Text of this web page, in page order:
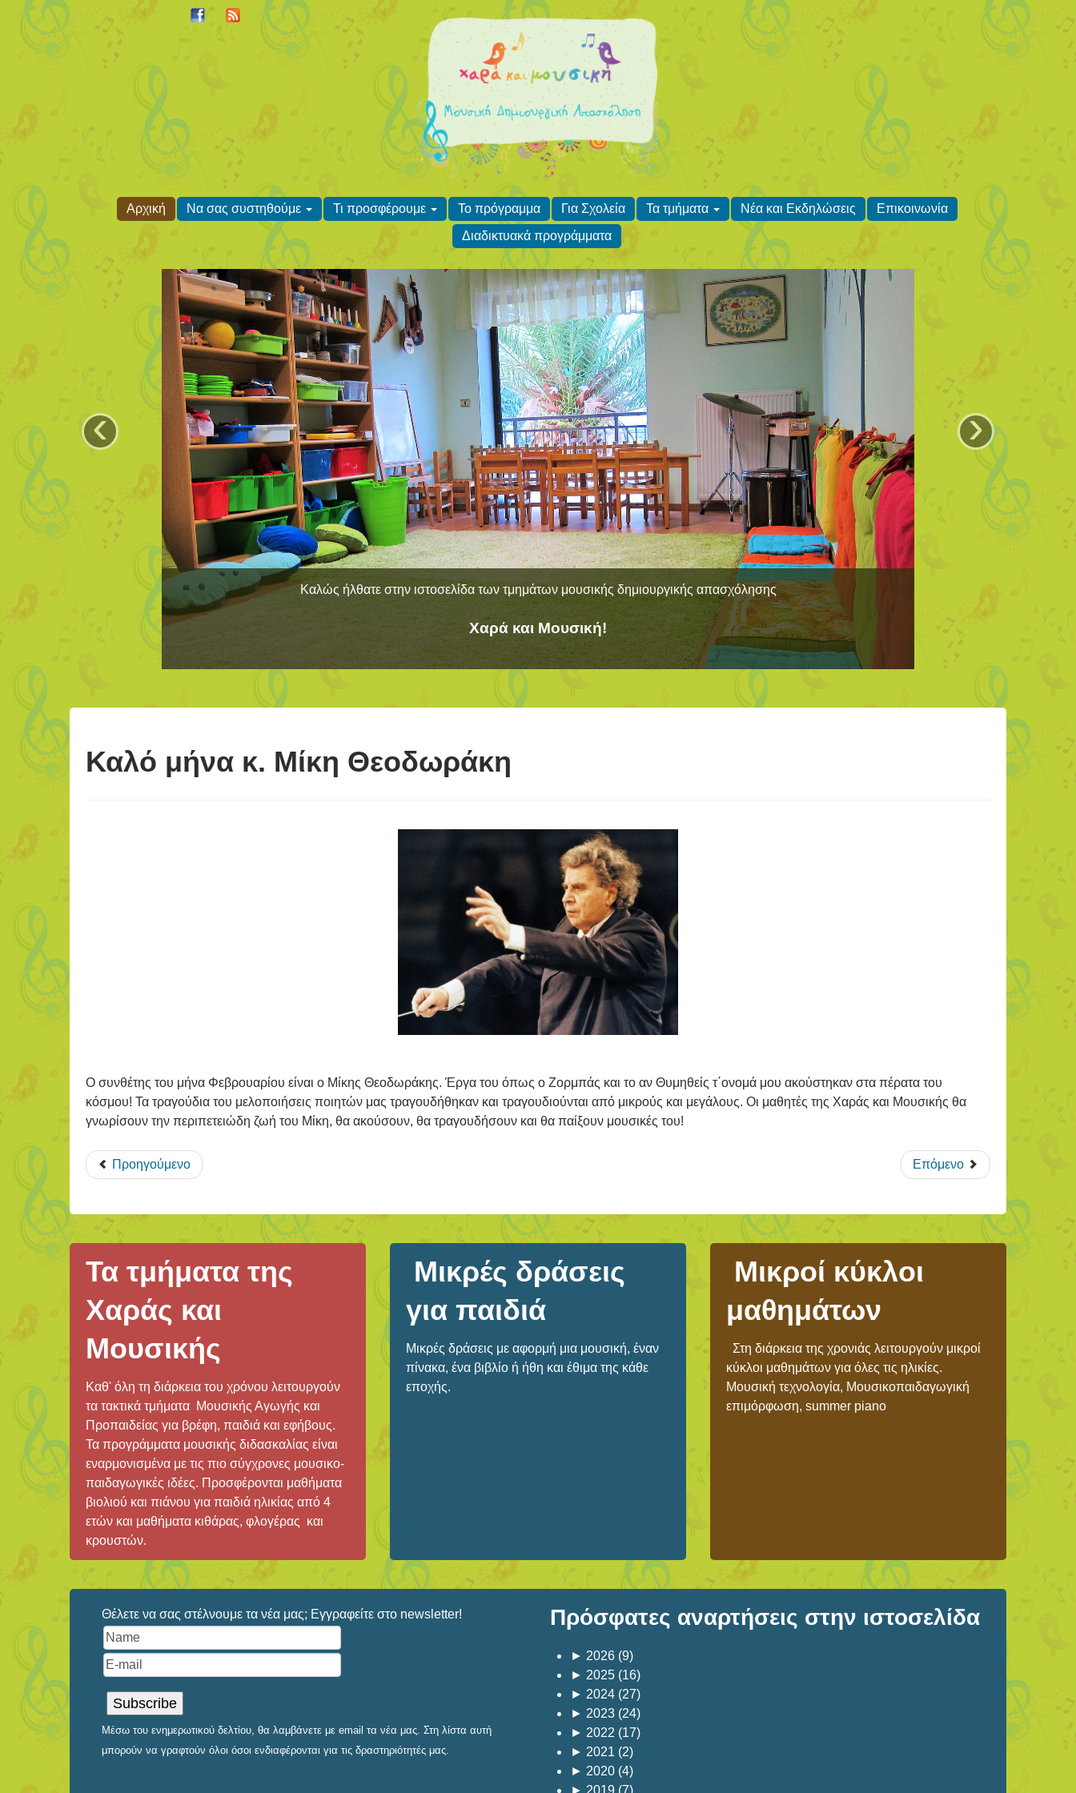
Αρχική Να σας συστηθούμε Τι προσφέρουμε Το πρόγραμμα Για Σχολεία Τα τμήματα Νέα και Εκδηλώσεις
Επικοινωνία
Διαδικτυακά προγράμματα
Καλώς ήλθατε στην ιστοσελίδα των τμημάτων μουσικής δημιουργικής απασχόλησης
Χαρά και Μουσική!
‹ ›
Καλό μήνα κ. Μίκη Θεοδωράκη
Ο συνθέτης του μήνα Φεβρουαρίου είναι ο Μίκης Θεοδωράκης. Έργα του όπως ο Ζορμπάς και το αν Θυμηθείς τ΄ονομά μου ακούστηκαν στα πέρατα του
κόσμου! Τα τραγούδια του μελοποιήσεις ποιητών μας τραγουδήθηκαν και τραγουδιούνται από μικρούς και μεγάλους. Οι μαθητές της Χαράς και Μουσικής θα
γνωρίσουν την περιπετειώδη ζωή του Μίκη, θα ακούσουν, θα τραγουδήσουν και θα παίξουν μουσικές του!
Προηγούμενο Επόμενο
Τα τμήματα της
Χαράς και
Μουσικής
Καθ' όλη τη διάρκεια του χρόνου λειτουργούν
τα τακτικά τμήματα Μουσικής Αγωγής και
Προπαιδείας για βρέφη, παιδιά και εφήβους.
Τα προγράμματα μουσικής διδασκαλίας είναι
εναρμονισμένα με τις πιο σύγχρονες μουσικο-
παιδαγωγικές ιδέες. Προσφέρονται μαθήματα
βιολιού και πιάνου για παιδιά ηλικίας από 4
ετών και μαθήματα κιθάρας, φλογέρας και
κρουστών.
Μικρές δράσεις
για παιδιά
Μικρές δράσεις με αφορμή μια μουσική, έναν
πίνακα, ένα βιβλίο ή ήθη και έθιμα της κάθε
εποχής.
Μικροί κύκλοι
μαθημάτων
Στη διάρκεια της χρονιάς λειτουργούν μικροί
κύκλοι μαθημάτων για όλες τις ηλικίες.
Μουσική τεχνολογία, Μουσικοπαιδαγωγική
επιμόρφωση, summer piano
Θέλετε να σας στέλνουμε τα νέα μας; Εγγραφείτε στο newsletter!
Μέσω του ενημερωτικού δελτίου, θα λαμβάνετε με email τα νέα μας. Στη λίστα αυτή
μπορούν να γραφτούν όλοι όσοι ενδιαφέρονται για τις δραστηριότητές μας.
Πρόσφατες αναρτήσεις στην ιστοσελίδα
► 2026 (9)
► 2025 (16)
► 2024 (27)
► 2023 (24)
► 2022 (17)
► 2021 (2)
► 2020 (4)
► 2019 (7)